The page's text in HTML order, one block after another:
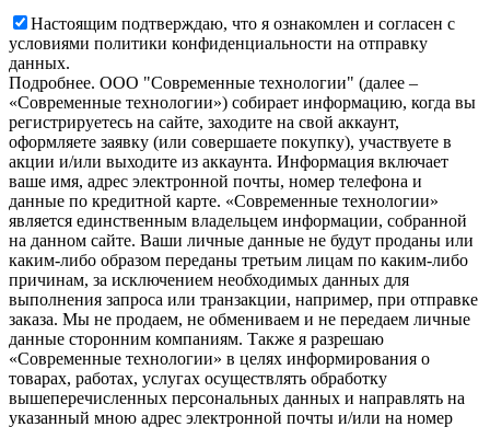
Настоящим подтверждаю, что я ознакомлен и согласен с
условиями политики конфиденциальности на отправку
данных.
Подробнее. OOO "Современные технологии" (далее –
«Современные технологии») собирает информацию, когда вы
регистрируетесь на сайте, заходите на свой аккаунт,
оформляете заявку (или совершаете покупку), участвуете в
акции и/или выходите из аккаунта. Информация включает
ваше имя, адрес электронной почты, номер телефона и
данные по кредитной карте. «Современные технологии»
является единственным владельцем информации, собранной
на данном сайте. Ваши личные данные не будут проданы или
каким-либо образом переданы третьим лицам по каким-либо
причинам, за исключением необходимых данных для
выполнения запроса или транзакции, например, при отправке
заказа. Мы не продаем, не обмениваем и не передаем личные
данные сторонним компаниям. Также я разрешаю
«Современные технологии» в целях информирования о
товарах, работах, услугах осуществлять обработку
вышеперечисленных персональных данных и направлять на
указанный мною адрес электронной почты и/или на номер